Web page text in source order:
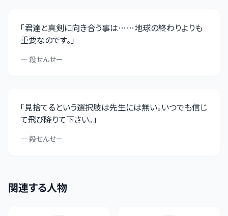
「君達と真剣に向き合う事は……地球の終わりよりも
重要なのです。」
— 殺せんせー
「見捨てるという選択肢は先生には無い。いつでも信じ
て飛び降りて下さい。」
— 殺せんせー
関連する人物